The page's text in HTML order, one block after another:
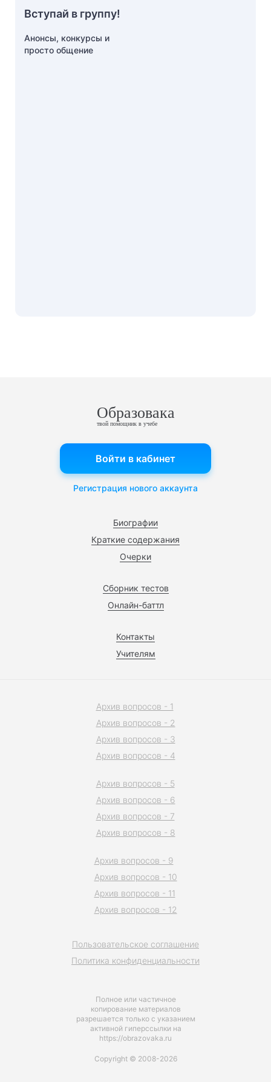
Вступай в группу!
Анонсы, конкурсы и
просто общение
Образовака
твой помощник в учебе
Биографии
Краткие содержания
Очерки
Сборник тестов
Онлайн-баттл
Контакты
Учителям
Войти в кабинет
Регистрация нового аккаунта
Полное или частичное
копирование материалов
разрешается только с указанием
активной гиперссылки на
https://obrazovaka.ru
Пользовательское соглашение
Политика конфиденциальности
Архив вопросов - 1
Архив вопросов - 2
Архив вопросов - 3
Архив вопросов - 4
Архив вопросов - 5
Архив вопросов - 6
Архив вопросов - 7
Архив вопросов - 8
Архив вопросов - 9
Архив вопросов - 10
Архив вопросов - 11
Архив вопросов - 12
Copyright © 2008-2026